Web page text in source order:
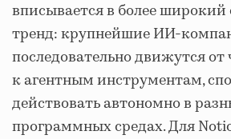
вписывается в более широкий
тренд: крупнейшие ИИ-
последовательно движутся от
к агентным инструментам,
действовать автономно в
программных средах. Для